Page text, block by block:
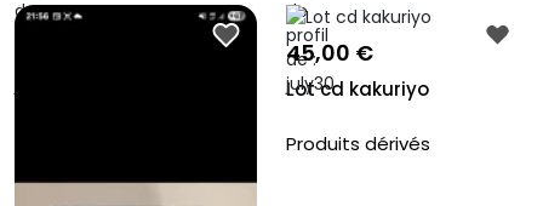
45,00 €
Lot cd kakuriyo
Produits dérivés